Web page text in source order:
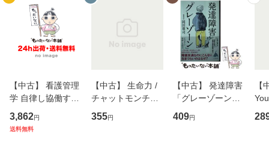
【中古】 看護管理
学 自律し協働する
専門職の看護マネ
ジメントスキル 改
3,862円
送料無料
【中古】 生命力 /
チャットモンチー /
キューンレコード
[CD]【メール便送
355円
【中古】 発達障害
「グレーゾーン」
その正しい理解と
克服法 (SB新書 57
409円
【
のが